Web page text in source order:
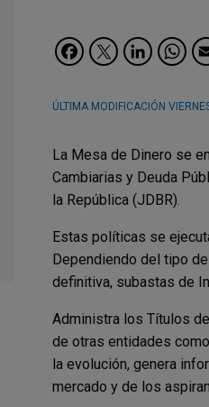
Facebook
Twitter
ÚLTIMA MODIFICACIÓN
La Mesa de Dinero se
Cambiarias y Deuda
la República (JDBR).
Estas políticas se
Dependiendo del tipo
definitiva, subastas de
Administra los Títulos
de otras entidades
la evolución, genera
mercado y de los